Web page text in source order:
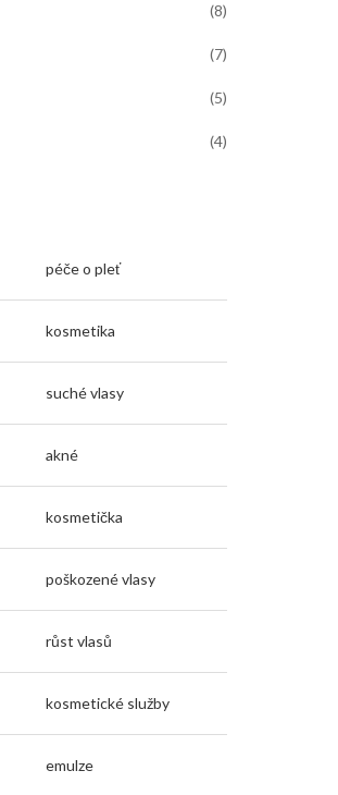
(8)
(7)
(5)
(4)
péče o pleť
kosmetika
suché vlasy
akné
kosmetička
poškozené vlasy
růst vlasů
kosmetické služby
emulze